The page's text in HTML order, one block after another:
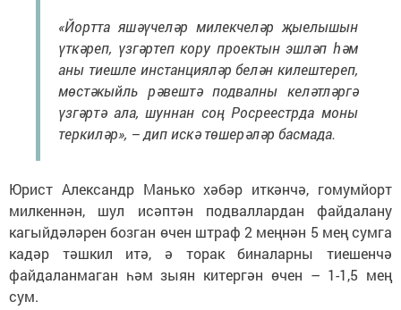
«Йортта яшәүчеләр милекчеләр җыелышын
үткәреп, үзгәртеп кору проектын эшләп һәм
аны тиешле инстанцияләр белән килештереп,
мөстәкыйль рәвештә подвалны келәтләргә
үзгәртә ала, шуннан соң Росреестрда моны
теркиләр», – дип искә төшерәләр басмада.
Юрист Александр Манько хәбәр иткәнчә, гомумйорт
милкеннән, шул исәптән подваллардан файдалану
кагыйдәләрен бозган өчен штраф 2 меңнән 5 мең сумга
кадәр тәшкил итә, ә торак биналарны тиешенчә
файдаланмаган һәм зыян китергән өчен – 1-1,5 мең
сум.